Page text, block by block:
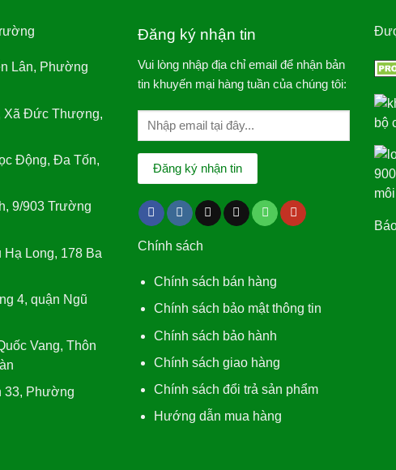
Lân, Phường
Xã Đức Thượng,
Động, Đa Tốn,
9/903 Trường
Hạ Long, 178 Ba
4, quận Ngũ
Vang, Thôn
33, Phường
Đăng ký nhận tin
Vui lòng nhập địa chỉ email để nhận bản
tin khuyến mại hàng tuần của chúng tôi:
Chính sách
Chính sách bán hàng
Chính sách bảo mật thông tin
Chính sách bảo hành
Chính sách giao hàng
Chính sách đổi trả sản phẩm
Hướng dẫn mua hàng